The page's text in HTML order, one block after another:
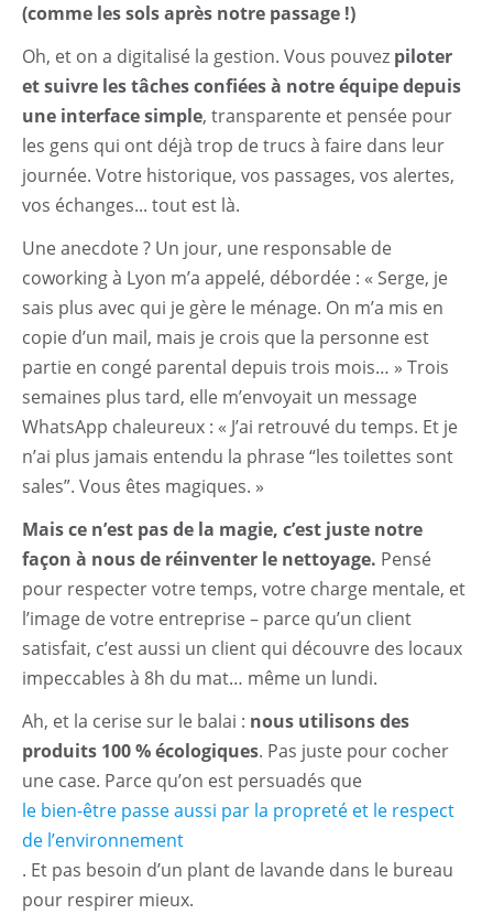
(comme les sols après notre passage !)
Oh, et on a digitalisé la gestion. Vous pouvez piloter
et suivre les tâches confiées à notre équipe depuis
une interface simple, transparente et pensée pour
les gens qui ont déjà trop de trucs à faire dans leur
journée. Votre historique, vos passages, vos alertes,
vos échanges... tout est là.
Une anecdote ? Un jour, une responsable de
coworking à Lyon m’a appelé, débordée : « Serge, je
sais plus avec qui je gère le ménage. On m’a mis en
copie d’un mail, mais je crois que la personne est
partie en congé parental depuis trois mois… » Trois
semaines plus tard, elle m’envoyait un message
WhatsApp chaleureux : « J’ai retrouvé du temps. Et je
n’ai plus jamais entendu la phrase “les toilettes sont
sales”. Vous êtes magiques. »
Mais ce n’est pas de la magie, c’est juste notre
façon à nous de réinventer le nettoyage. Pensé
pour respecter votre temps, votre charge mentale, et
l’image de votre entreprise – parce qu’un client
satisfait, c’est aussi un client qui découvre des locaux
impeccables à 8h du mat… même un lundi.
Ah, et la cerise sur le balai : nous utilisons des
produits 100 % écologiques. Pas juste pour cocher
une case. Parce qu’on est persuadés que
le bien-être passe aussi par la propreté et le respect
de l’environnement
. Et pas besoin d’un plant de lavande dans le bureau
pour respirer mieux.